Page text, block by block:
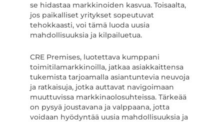
se hidastaa markkinoiden kasvua. Toisaalta,
jos paikalliset yritykset sopeutuvat
tehokkaasti, voi tämä luoda uusia
mahdollisuuksia ja kilpailuetua.
CRE Premises, luotettava kumppani
toimitilamarkkinoilla, jatkaa asiakkaittensa
tukemista tarjoamalla asiantuntevia neuvoja
ja ratkaisuja, jotka auttavat navigoimaan
muuttuvissa markkinaolosuhteissa. Tärkeää
on pysyä joustavana ja valppaana, jotta
voidaan hyödyntää uusia mahdollisuuksia ja